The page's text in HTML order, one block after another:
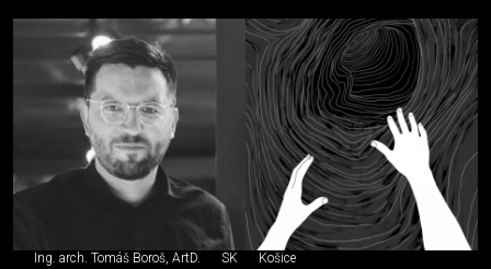
Ing. arch. Tomáš Boroš, ArtD. SK Košice